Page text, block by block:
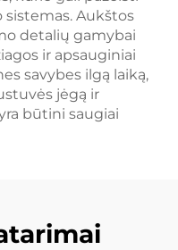
Aukštos
detalių gamybai
ir apsauginiai
savybes ilgą laiką,
jėgą ir
būtini saugiai